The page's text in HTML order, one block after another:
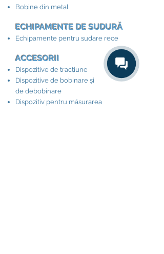
Bobine din metal
ECHIPAMENTE DE SUDURĂ
Echipamente pentru sudare rece
ACCESORII​
Dispozitive de tracțiune
Dispozitive de bobinare și
de debobinare
Dispozitiv pentru măsurarea